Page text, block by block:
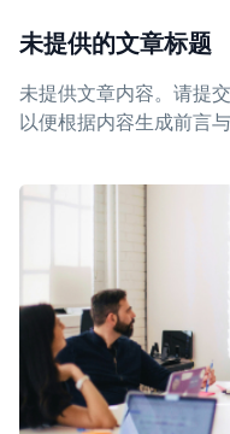
未提供的文章标题
未提供文章内容。请提
以便根据内容生成前言与